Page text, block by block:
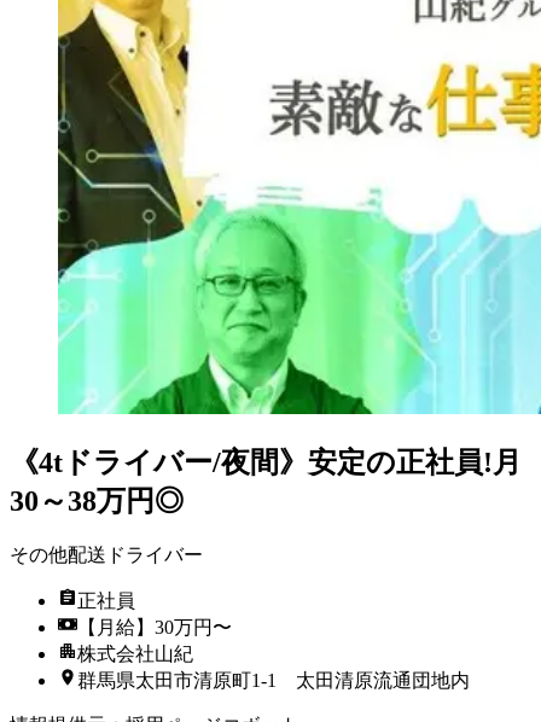
《4tドライバー/夜間》安定の正社員!月
30～38万円◎
その他配送ドライバー
正社員
【月給】30万円〜
株式会社山紀
群馬県太田市清原町1-1 太田清原流通団地内